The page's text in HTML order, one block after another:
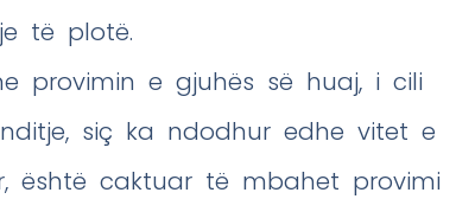
të plotë.
provimin e gjuhës së huaj, i cili
siç ka ndodhur edhe vitet e
është caktuar të mbahet provimi